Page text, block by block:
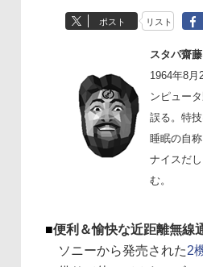
ポスト リスト
スタパ齋藤
1964年8
ンピュー
誤る。特
睡眠の自
ナイスだ
む。
■便利＆愉快な近距離無線
ソニーから発売された2